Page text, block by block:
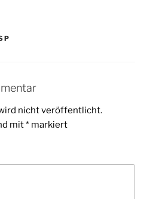
nicht veröffentlicht.
mit* markiert